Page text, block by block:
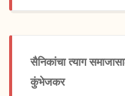
सैनिकांचा त्याग
कुंभेजकर